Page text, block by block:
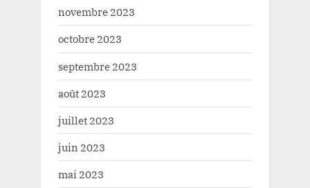
novembre 2023
octobre 2023
septembre 2023
août 2023
juillet 2023
juin 2023
mai 2023